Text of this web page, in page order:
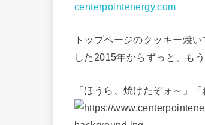
centerpointenergy.com
トップページのクッキー焼
した2015年からずっと、も
「ほうら、焼けたぞォ～」